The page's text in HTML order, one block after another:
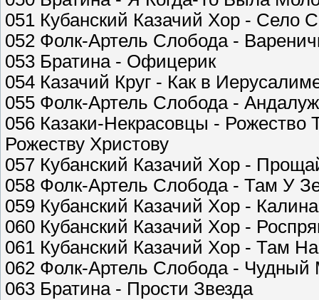
051 Кубанский Казачий Хор - Село
052 Фолк-Артель Слобода -
053 Братина - Офицерик
054 Казачий Круг - Как в
055 Фолк-Артель Слобода -
056 Казаки-Некрасовцы - Рожество
Рожеству Христову
057 Кубанский Казачий Хор -
058 Фолк-Артель Слобода - Там У
059 Кубанский Казачий Хор -
060 Кубанский Казачий Хор -
061 Кубанский Казачий Хор - Там
062 Фолк-Артель Слобода - Чудный
063 Братина - Прости Звезда